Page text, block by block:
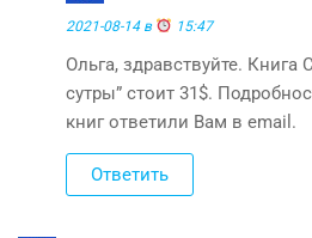
2021-08-14 в 15:47
Ольга, здравствуйте. Книга
сутры” стоит 31$.
книг ответили Вам в email.
Ответить